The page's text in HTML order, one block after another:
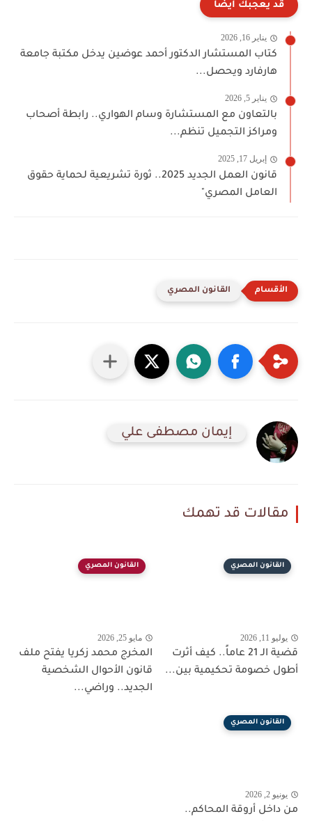
قد يعجبك أيضا
يناير 16, 2026
كتاب المستشار الدكتور أحمد عوضين يدخل مكتبة جامعة
هارفارد ويحصل...
يناير 5, 2026
بالتعاون مع المستشارة وسام الهواري.. رابطة أصحاب
ومراكز التجميل تنظم...
إبريل 17, 2025
قانون العمل الجديد 2025.. ثورة تشريعية لحماية حقوق
العامل المصري"
القانون المصري
إيمان مصطفى علي
مقالات قد تهمك
القانون المصري
يوليو 11, 2026
قضية الـ 21 عاماً.. كيف أثرت
أطول خصومة تحكيمية بين...
القانون المصري
مايو 25, 2026
المخرج محمد زكريا يفتح ملف
قانون الأحوال الشخصية
الجديد.. وراضي...
القانون المصري
يونيو 2, 2026
من داخل أروقة المحاكم..